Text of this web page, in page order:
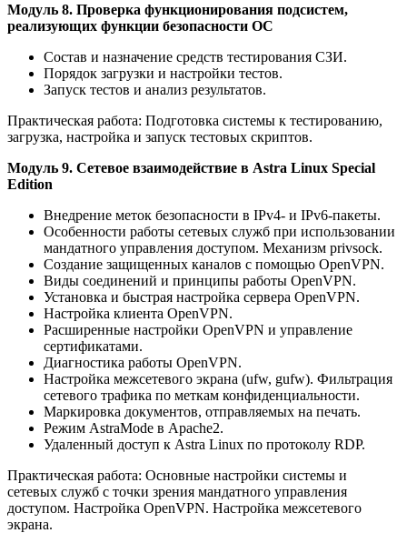
Модуль 8. Проверка функционирования подсистем,
реализующих функции безопасности ОС
Состав и назначение средств тестирования СЗИ.
Порядок загрузки и настройки тестов.
Запуск тестов и анализ результатов.
Практическая работа: Подготовка системы к тестированию,
загрузка, настройка и запуск тестовых скриптов.
Модуль 9. Сетевое взаимодействие в Astra Linux Special
Edition
Внедрение меток безопасности в IPv4- и IPv6-пакеты.
Особенности работы сетевых служб при использовании
мандатного управления доступом. Механизм privsock.
Создание защищенных каналов с помощью OpenVPN.
Виды соединений и принципы работы OpenVPN.
Установка и быстрая настройка сервера OpenVPN.
Настройка клиента OpenVPN.
Расширенные настройки OpenVPN и управление
сертификатами.
Диагностика работы OpenVPN.
Настройка межсетевого экрана (ufw, gufw). Фильтрация
сетевого трафика по меткам конфиденциальности.
Маркировка документов, отправляемых на печать.
Режим AstraMode в Apache2.
Удаленный доступ к Astra Linux по протоколу RDP.
Практическая работа: Основные настройки системы и
сетевых служб с точки зрения мандатного управления
доступом. Настройка OpenVPN. Настройка межсетевого
экрана.